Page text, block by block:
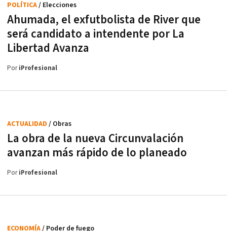
Ahumada, el exfutbolista de River que
será candidato a intendente por La
Libertad Avanza
POLÍTICA/ Elecciones
PoriProfesional
La obra de la nueva Circunvalación
avanzan más rápido de lo planeado
ACTUALIDAD / Obras
PoriProfesional
ECONOMÍA/ Poder de fuego